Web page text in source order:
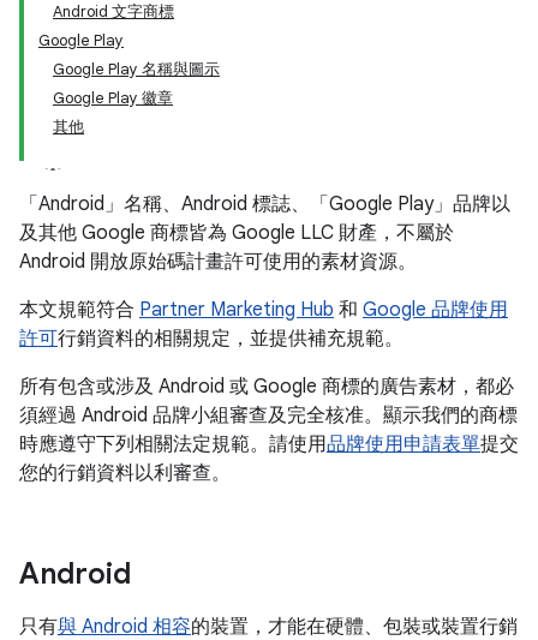
Android 文字商標
Google Play
Google Play 名稱與圖示
Google Play 徽章
其他
「Android」名稱、Android 標誌、「Google Play」品牌以
及其他 Google 商標皆為 Google LLC 財產，不屬於
Android 開放原始碼計畫許可使用的素材資源。
本文規範符合 Partner Marketing Hub 和 Google 品牌使用
許可行銷資料的相關規定，並提供補充規範。
所有包含或涉及 Android 或 Google 商標的廣告素材，都必
須經過 Android 品牌小組審查及完全核准。顯示我們的商標
時應遵守下列相關法定規範。請使用品牌使用申請表單提交
您的行銷資料以利審查。
Android
只有與 Android 相容的裝置，才能在硬體、包裝或裝置行銷